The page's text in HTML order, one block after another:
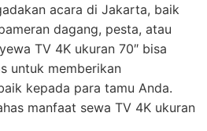
acara di Jakarta, baik
dagang, pesta, atau
TV 4K ukuran 70″ bisa
untuk memberikan
kepada para tamu Anda.
manfaat sewa TV 4K ukuran